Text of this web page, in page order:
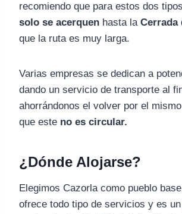
recomiendo que para estos dos
solo se acerquen hasta la Cerrada
que la ruta es muy larga.
Varias empresas se dedican a
dando un servicio de transporte al
ahorrándonos el volver por el
que este no es circular.
¿Dónde Alojarse?
Elegimos Cazorla como pueblo
ofrece todo tipo de servicios y es